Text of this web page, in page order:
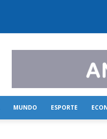
MUNDO ESPORTE